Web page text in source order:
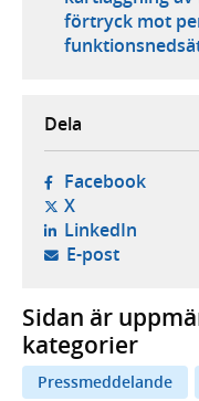
förtryck mot
Dela
Facebook-
X- öppnas i ny
LinkedIn-
E-post- öppnar
Sidan är
kategorier
Pressmeddelande